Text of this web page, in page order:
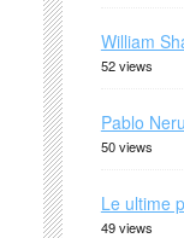
William
52 views
Pablo
50 views
Le ultime
49 views